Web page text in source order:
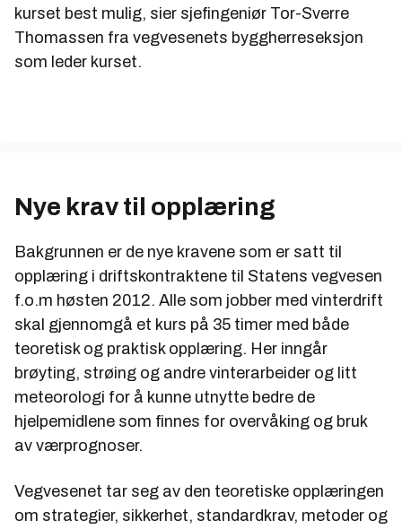
kurset best mulig, sier sjefingeniør Tor-Sverre
Thomassen fra vegvesenets byggherreseksjon
som leder kurset.
Nye krav til opplæring
Bakgrunnen er de nye kravene som er satt til
opplæring i driftskontraktene til Statens vegvesen
f.o.m høsten 2012. Alle som jobber med vinterdrift
skal gjennomgå et kurs på 35 timer med både
teoretisk og praktisk opplæring. Her inngår
brøyting, strøing og andre vinterarbeider og litt
meteorologi for å kunne utnytte bedre de
hjelpemidlene som finnes for overvåking og bruk
av værprognoser.
Vegvesenet tar seg av den teoretiske opplæringen
om strategier, sikkerhet, standardkrav, metoder og